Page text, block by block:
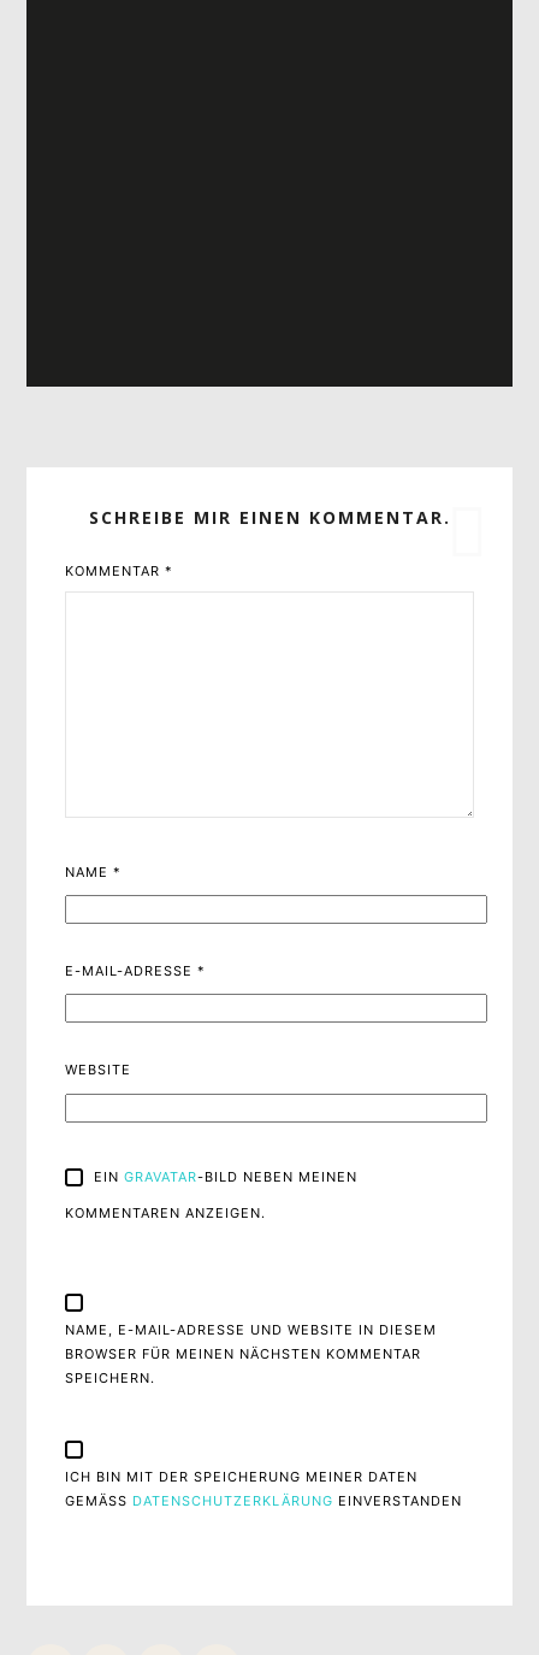
SCHREIBE MIR EINEN KOMMENTAR.
KOMMENTAR*
NAME*
E-MAIL-ADRESSE*
WEBSITE
EIN GRAVATAR-BILD NEBEN MEINEN
KOMMENTAREN ANZEIGEN.
NAME, E-MAIL-ADRESSE UND WEBSITE IN DIESEM
BROWSER FÜR MEINEN NÄCHSTEN KOMMENTAR
SPEICHERN.
ICH BIN MIT DER SPEICHERUNG MEINER DATEN
GEMÄSS DATENSCHUTZERKLÄRUNG EINVERSTANDEN